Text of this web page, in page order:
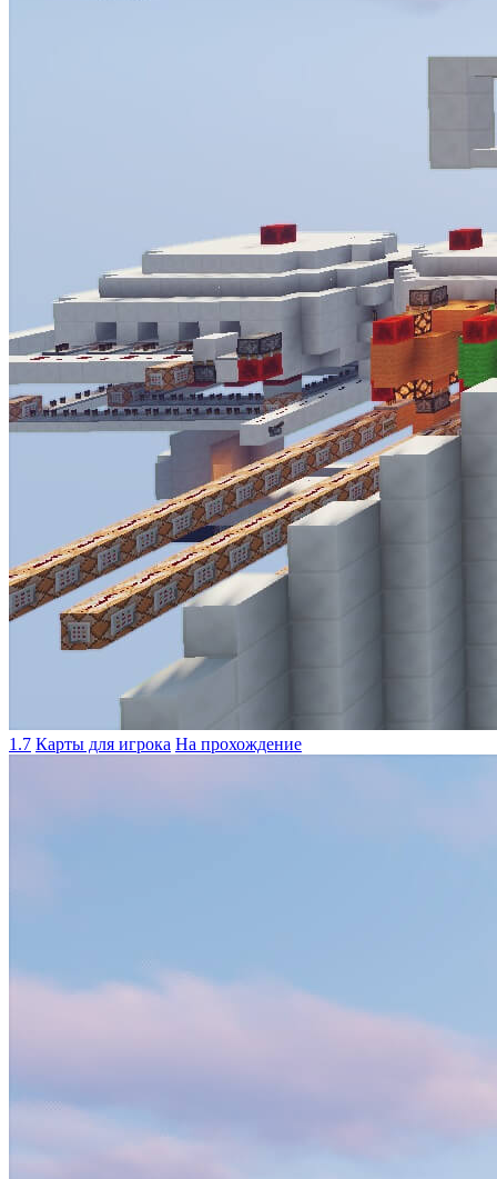
1.7 Карты для игрока На прохождение